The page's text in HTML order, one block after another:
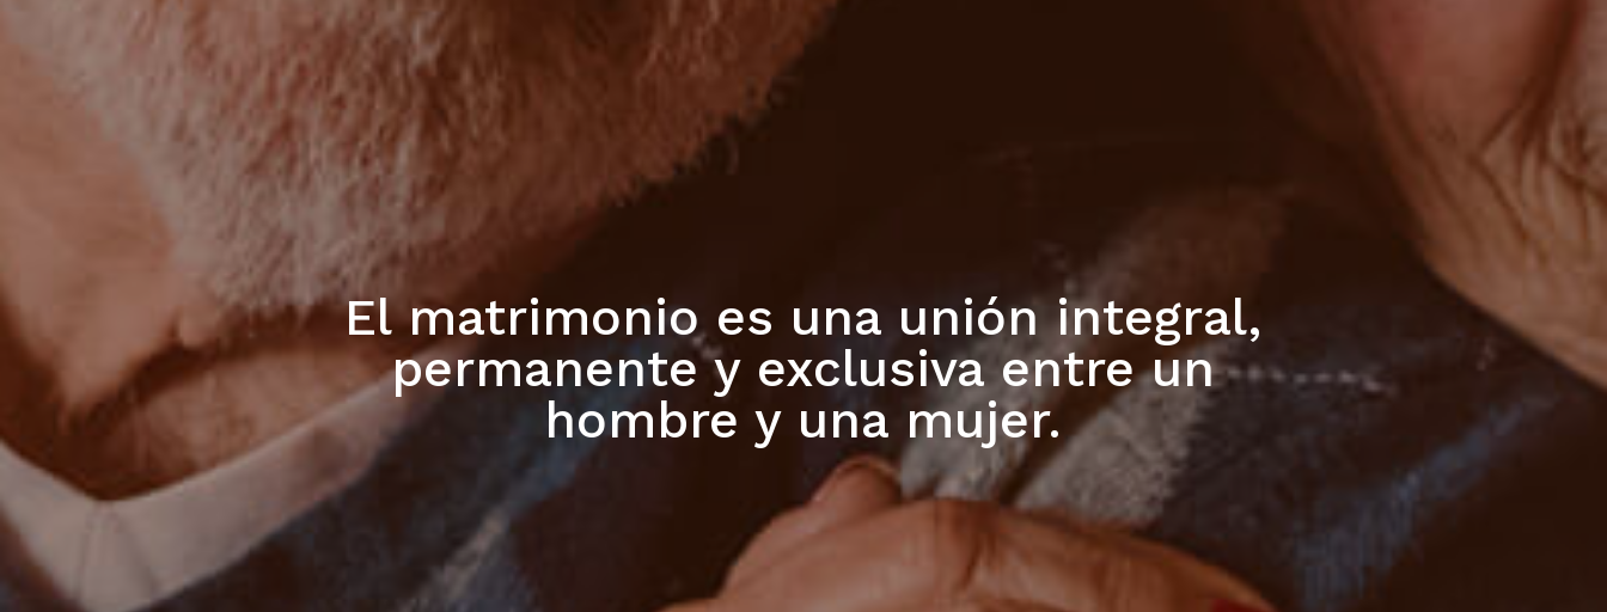
El matrimonio es una unión integral,
permanente y exclusiva entre un
hombre y una mujer.